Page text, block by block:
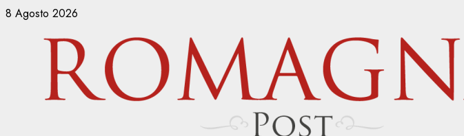
Vai
contenuto
8 Agosto 2026